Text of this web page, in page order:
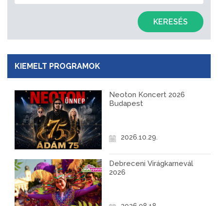
KERESÉS
KIEMELT PROGRAMOK
Neoton Koncert 2026
Budapest
2026.10.29.
Debreceni Virágkarnevál
2026